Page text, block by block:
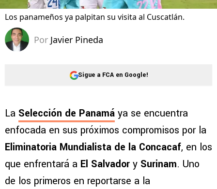
Los panameños ya palpitan su visita al Cuscatlán.
Por Javier Pineda
Sigue a FCA en Google!
La Selección de Panamá ya se encuentra
enfocada en sus próximos compromisos por la
Eliminatoria Mundialista de la Concacaf, en los
que enfrentará a El Salvador y Surinam. Uno
de los primeros en reportarse a la